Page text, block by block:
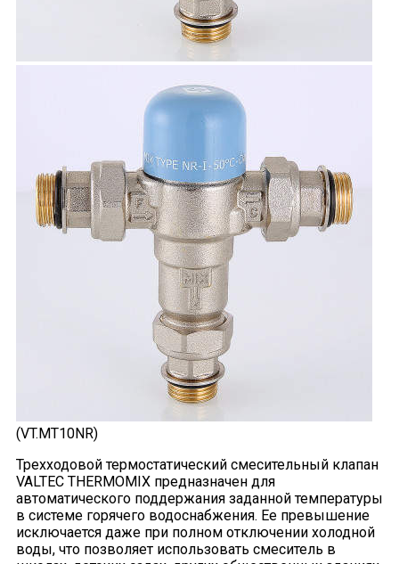
(VT.MT10NR)
Трехходовой термостатический смесительный клапан
VALTEC THERMOMIX предназначен для
автоматического поддержания заданной температуры
в системе горячего водоснабжения. Ее превышение
исключается даже при полном отключении холодной
воды, что позволяет использовать смеситель в